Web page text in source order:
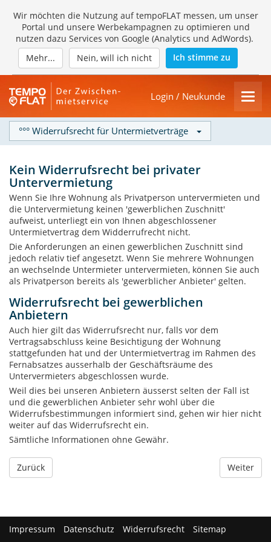
Wir möchten die Nutzung auf tempoFLAT messen, um unser
Portal und unsere Werbekampagnen zu optimieren und
nutzen dazu Services von Google (Analytics und AdWords).
Mehr...
Nein, will ich nicht Ich stimme zu
Login / Neukunde
°°° Widerrufsrecht für Untermietverträge
Kein Widerrufsrecht bei privater
Untervermietung
Wenn Sie Ihre Wohnung als Privatperson untervermieten und
die Untervermietung keinen 'gewerblichen Zuschnitt'
aufweist, unterliegt ein von Ihnen abgeschlossener
Untermietvertrag dem Widderrufrecht nicht.
Die Anforderungen an einen gewerblichen Zuschnitt sind
jedoch relativ tief angesetzt. Wenn Sie mehrere Wohnungen
an wechselnde Untermieter untervermieten, können Sie auch
als Privatperson bereits als 'gewerblicher Anbieter' gelten.
Widerrufsrecht bei gewerblichen
Anbietern
Auch hier gilt das Widerrufsrecht nur, falls vor dem
Vertragsabschluss keine Besichtigung der Wohnung
stattgefunden hat und der Untermietvertrag im Rahmen des
Fernabsatzes ausserhalb der Geschäftsräume des
Untervermieters abgeschlossen wurde.
Weil dies bei unseren Anbietern äusserst selten der Fall ist
und die gewerblichen Anbieter sehr wohl über die
Widerrufsbestimmungen informiert sind, gehen wir hier nicht
weiter auf das Widerrufsrecht ein.
Sämtliche Informationen ohne Gewähr.
Zurück Weiter
Impressum Datenschutz Widerrufsrecht Sitemap